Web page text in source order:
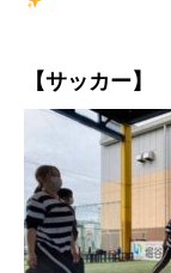
【サッカー】